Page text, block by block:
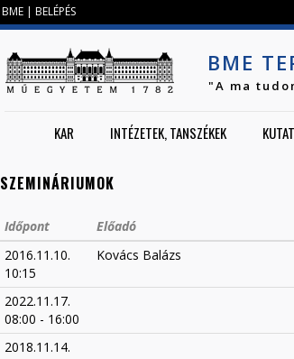
BME | BELÉPÉS
BME
"A ma
KAR INTÉZETEK, TANSZÉKEK
SZEMINÁRIUMOK
Időpont Előadó
2016.11.10.
10:15
Kovács Balázs
2022.11.17.
08:00 - 16:00
2018.11.14.